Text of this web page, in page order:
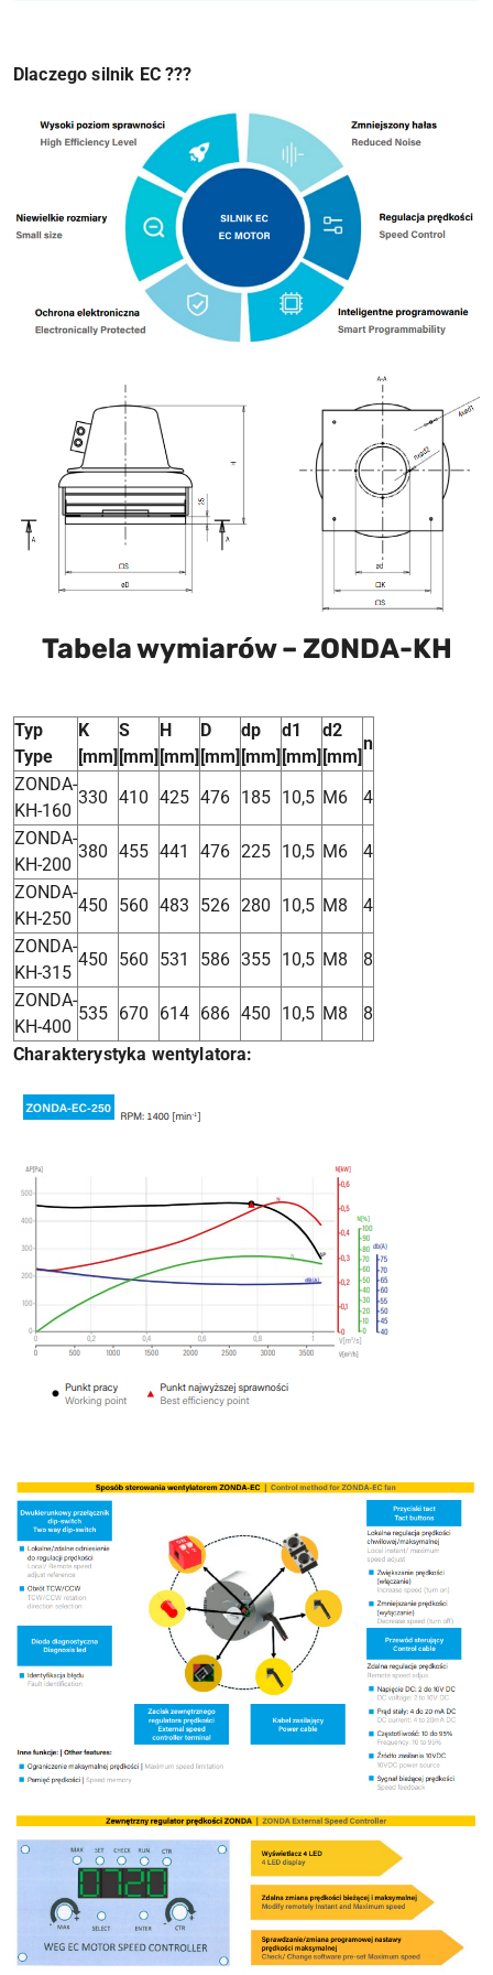
Dlaczego silnik EC ???
Tabela wymiarów – ZONDA-KH
Typ
Type
K
[mm]
S
[mm]
H
[mm]
D
[mm]
dp
[mm]
d1
[mm]
d2
[mm]
n
ZONDA-
KH-160
330 410 425 476 185 10,5 M6
4
ZONDA-
KH-200
380 455 441 476 225 10,5 M6
4
ZONDA-
KH-250
450 560 483 526 280 10,5 M8
4
ZONDA-
KH-315
450 560 531 586 355 10,5 M8
8
ZONDA-
KH-400
535 670 614 686 450 10,5 M8
8
Charakterystyka wentylatora: